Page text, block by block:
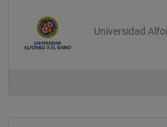
Universidad